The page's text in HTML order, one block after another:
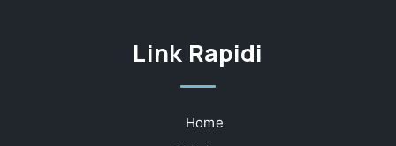
Link Rapidi
Home